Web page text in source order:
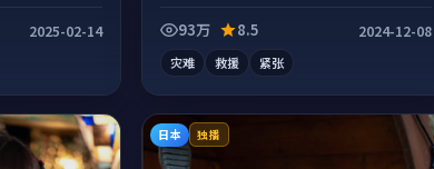
2025-02-14 93万 8.5 2024-12-08
灾难 救援 紧张
日本 独播